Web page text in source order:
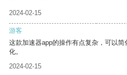
2024-02-15
游客
这款加速器app的操作有点复杂，可以
化。
2024-02-15